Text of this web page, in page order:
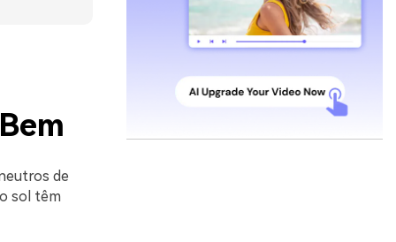
de
sol têm